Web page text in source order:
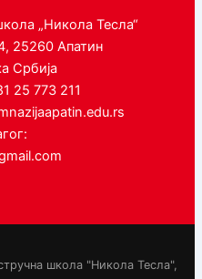
„Никола Тесла“
25260 Апатин
Србија
25 773 211
школа "Никола Тесла",